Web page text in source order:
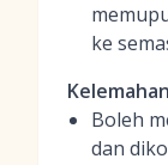
ke
Kelemahan
Boleh
dan